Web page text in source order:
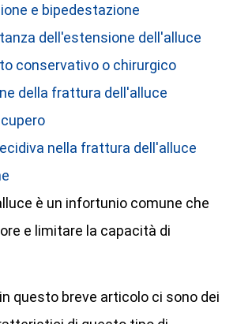
e bipedestazione
dell'estensione dell'alluce
conservativo o chirurgico
della frattura dell'alluce
nella frattura dell'alluce
è un infortunio comune che
e limitare la capacità di
questo breve articolo ci sono dei